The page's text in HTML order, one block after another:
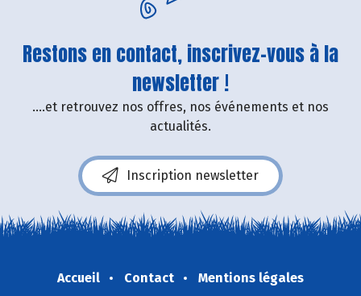
Restons en contact, inscrivez-vous à la
newsletter !
....et retrouvez nos offres, nos événements et nos
actualités.
Inscription newsletter
Accueil Contact
Mentions légales